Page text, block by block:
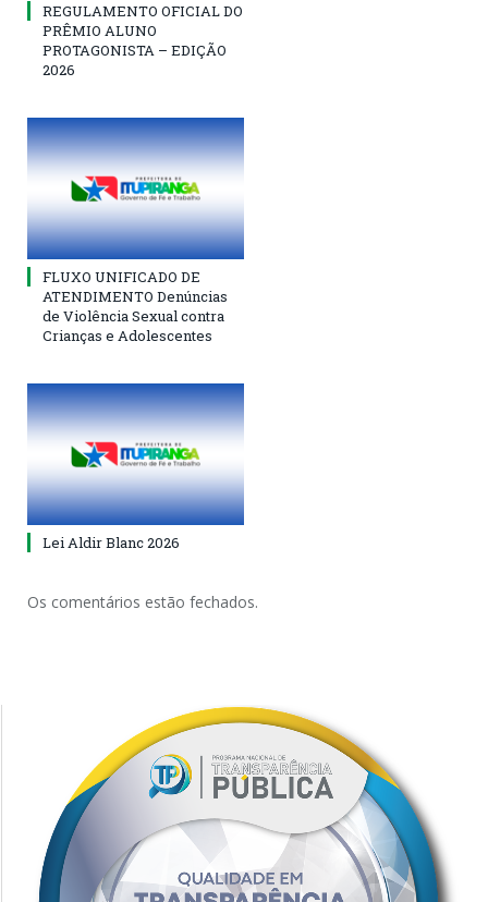
REGULAMENTO OFICIAL DO
PRÊMIO ALUNO
PROTAGONISTA – EDIÇÃO
2026
FLUXO UNIFICADO DE
ATENDIMENTO Denúncias
de Violência Sexual contra
Crianças e Adolescentes
Lei Aldir Blanc 2026
Os comentários estão fechados.